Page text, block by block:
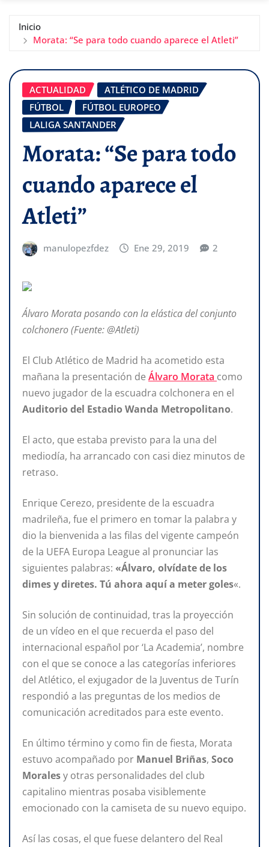
Inicio
Morata: “Se para todo cuando aparece el Atleti”
ACTUALIDAD
ATLÉTICO DE MADRID
FÚTBOL
FÚTBOL EUROPEO
LALIGA SANTANDER
Morata: “Se para todo
cuando aparece el
Atleti”
manulopezfdez Ene 29, 2019 2
Álvaro Morata posando con la elástica del conjunto
colchonero (Fuente: @Atleti)
El Club Atlético de Madrid ha acometido esta
mañana la presentación de Álvaro Morata como
nuevo jugador de la escuadra colchonera en el
Auditorio del Estadio Wanda Metropolitano.
El acto, que estaba previsto para la una del
mediodía, ha arrancado con casi diez minutos de
retraso.
Enrique Cerezo, presidente de la escuadra
madrileña, fue el primero en tomar la palabra y
dio la bienvenida a las filas del vigente campeón
de la UEFA Europa League al pronunciar las
siguientes palabras: «Álvaro, olvídate de los
dimes y diretes. Tú ahora aquí a meter goles«.
Sin solución de continuidad, tras la proyección
de un vídeo en el que recuerda el paso del
internacional español por ‘La Academia’, nombre
con el que se conoce a las categorías inferiores
del Atlético, el exjugador de la Juventus de Turín
respondió a las preguntas de los medios de
comunicación acreditados para este evento.
En último término y como fin de fiesta, Morata
estuvo acompañado por Manuel Briñas, Soco
Moralesy otras personalidades del club
capitalino mientras posaba visiblemente
emocionado con la camiseta de su nuevo equipo.
Así las cosas, el que fuese delantero del Real